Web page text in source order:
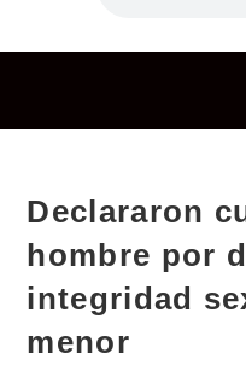
Declararon
hombre por
integridad
menor